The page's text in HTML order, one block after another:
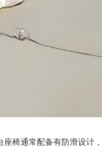
椅通常配备有防滑设计